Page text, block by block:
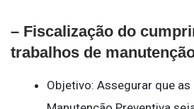
– Fiscalização do
trabalhos de
Objetivo: Assegurar que